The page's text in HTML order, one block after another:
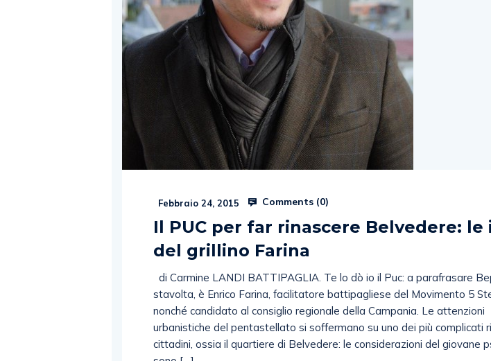
Febbraio 24, 2015 Comments (0)
Il PUC per far rinascere Belvedere: le
del grillino Farina
di Carmine LANDI BATTIPAGLIA. Te lo dò io il Puc: a parafrasare
stavolta, è Enrico Farina, facilitatore battipagliese del Movimento 5
nonché candidato al consiglio regionale della Campania. Le attenzioni
urbanistiche del pentastellato si soffermano su uno dei più complicati
cittadini, ossia il quartiere di Belvedere: le considerazioni del giovane